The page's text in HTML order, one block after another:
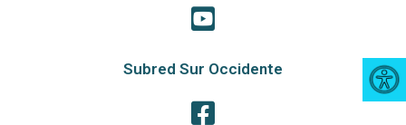
Subred Sur Occidente